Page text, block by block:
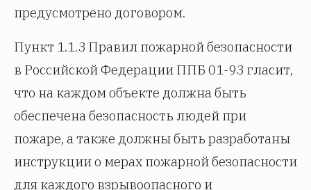
предусмотрено договором.
Пункт 1.1.3 Правил пожарной безопасности
в Российской Федерации ППБ 01-93 гласит,
что на каждом объекте должна быть
обеспечена безопасность людей при
пожаре, а также должны быть разработаны
инструкции о мерах пожарной безопасности
для каждого взрывоопасного и